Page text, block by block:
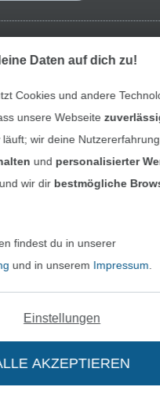
Preise inkl. der gesetzl. MwSt.
Preise
Preis bei Stoffe
mehr Inspiration
Nederlands
In den In den
Daten auf dich zu!
Cookies und andere
unsere Webseite
läuft; wir deine
und personalisierter
wir dir bestmögliche
findest du in unserer
und in unserem Impressum
Einstellungen
AKZEPTIEREN